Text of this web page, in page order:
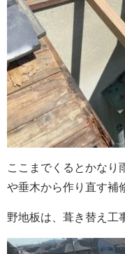
ここまでくるとかなり
や垂木から作り直す補
野地板は、葺き替え工